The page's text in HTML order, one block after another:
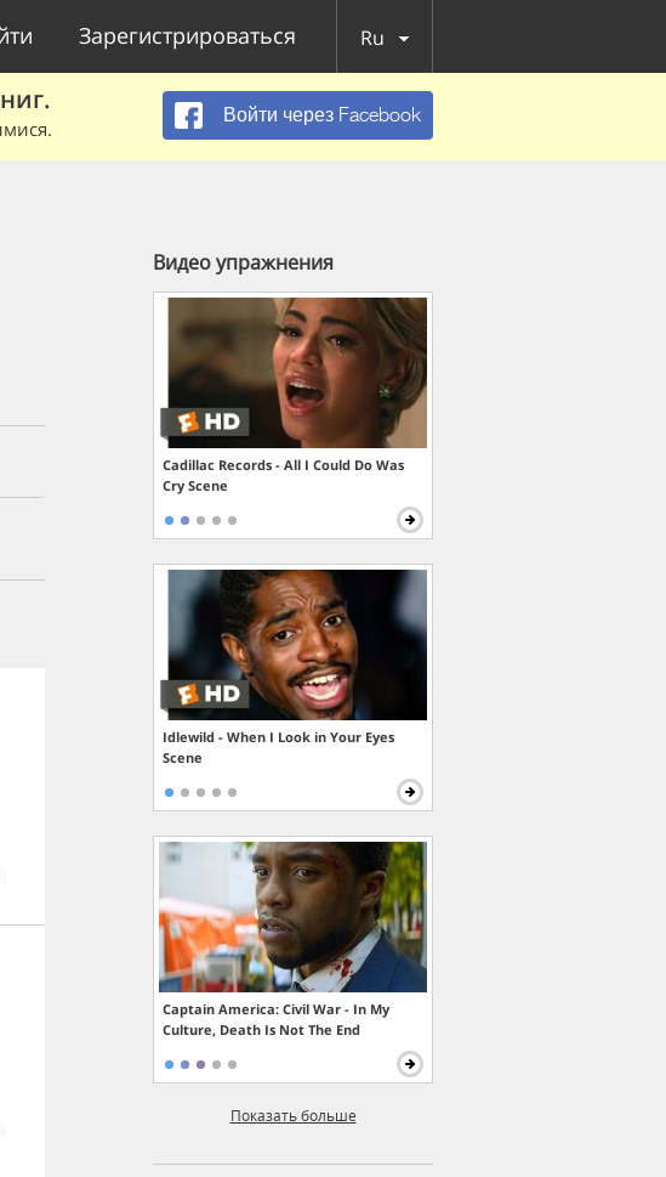
Зарегистрироваться Ru
Войти через Facebook
Видео упражнения
Cadillac Records - All I Could Do Was
Cry Scene
Idlewild - When I Look in Your Eyes
Scene
Captain America: Civil War - In My
Culture, Death Is Not The End
Показать больше